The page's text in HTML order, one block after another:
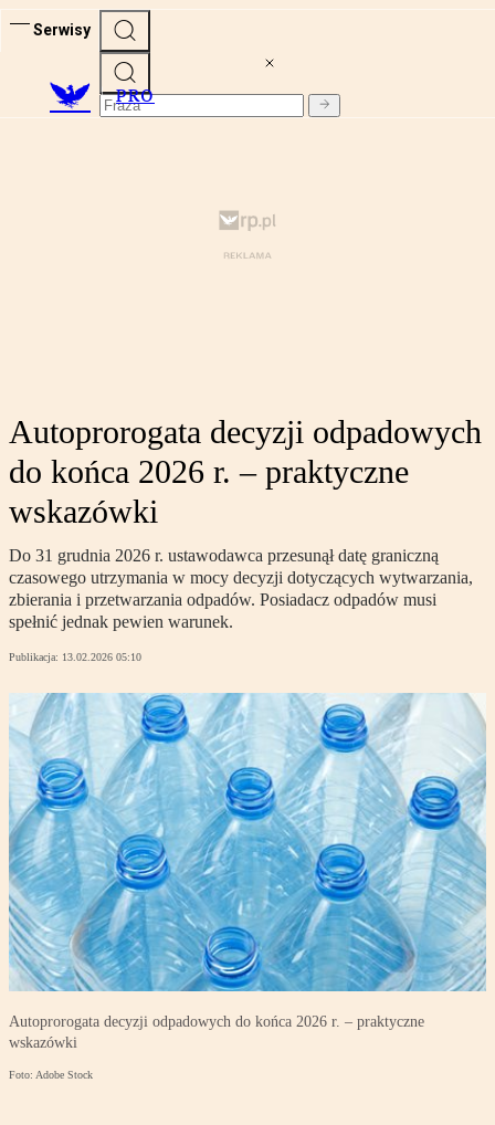
Serwisy
PRO
Autoprorogata decyzji odpadowych
do końca 2026 r. – praktyczne
wskazówki
Do 31 grudnia 2026 r. ustawodawca przesunął datę graniczną
czasowego utrzymania w mocy decyzji dotyczących wytwarzania,
zbierania i przetwarzania odpadów. Posiadacz odpadów musi
spełnić jednak pewien warunek.
Publikacja: 13.02.2026 05:10
Autoprorogata decyzji odpadowych do końca 2026 r. – praktyczne
wskazówki
Foto: Adobe Stock